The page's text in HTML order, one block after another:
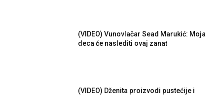
(VIDEO) Vunovlačar Sead Marukić: Moja
deca će naslediti ovaj zanat
(VIDEO) Dženita proizvodi pustećije i